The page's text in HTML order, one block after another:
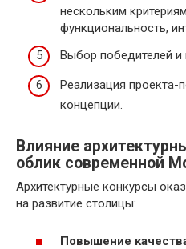
нескольким
функциональность,
Выбор победителей и
Реализация проекта-
концепции.
Влияние
облик современной
Архитектурные конкурсы
на развитие столицы:
Повышение